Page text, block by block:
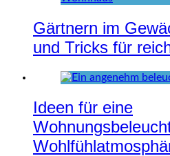
Gärtnern im
und Tricks für
Ideen für eine